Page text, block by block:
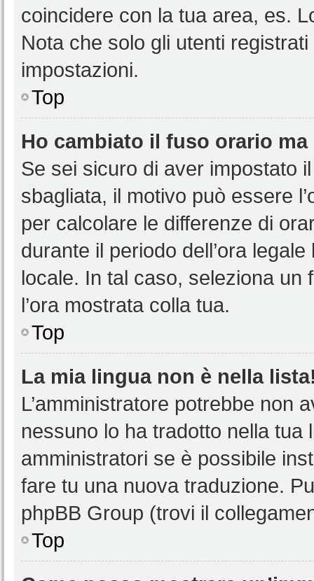
coincidere con la tua area, es.
Nota che solo gli utenti
impostazioni.
Top
Ho cambiato il fuso orario ma
Se sei sicuro di aver impostato
sbagliata, il motivo può essere
per calcolare le differenze di
durante il periodo dell’ora
locale. In tal caso, seleziona
l’ora mostrata colla tua.
Top
La mia lingua non è nella
L’amministratore potrebbe non
nessuno lo ha tradotto nella tua
amministratori se è possibile
fare tu una nuova traduzione.
phpBB Group (trovi il
Top